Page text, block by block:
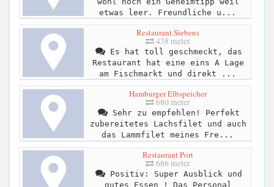
etwas leer. Freundliche u...
Restaurant Siebens
438 meter
Es hat toll geschmeckt, das
Restaurant hat eine eins A Lage
am Fischmarkt und direkt ...
Hamburger Elbspeicher
680 meter
Sehr zu empfehlen! Perfekt
zubereitetes Lachsfilet und auch
das Lammfilet meines Fre...
Restaurant Port
686 meter
Positiv: Super Ausblick und
gutes Essen ! Das Personal